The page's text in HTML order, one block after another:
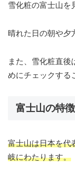
雪化粧の富士山を
晴れた日の朝や夕
また、雪化粧直後
めにチェックする
富士山の特
富士山は日本を代
岐にわたります。